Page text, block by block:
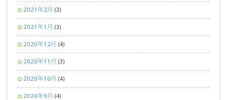
2021年2月 (3)
2021年1月 (3)
2020年12月 (4)
2020年11月 (3)
2020年10月 (4)
2020年9月 (4)